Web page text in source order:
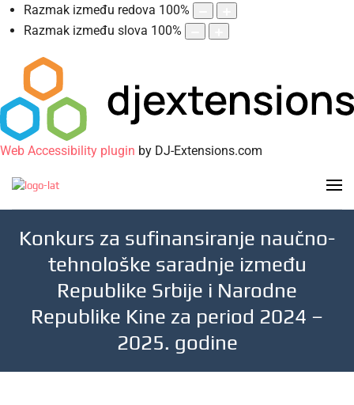
Razmak između redova 100%
Razmak između slova 100%
Web Accessibility plugin by DJ-Extensions.com
Konkurs za sufinansiranje naučno-
tehnološke saradnje između
Republike Srbije i Narodne
Republike Kine za period 2024 –
2025. godine